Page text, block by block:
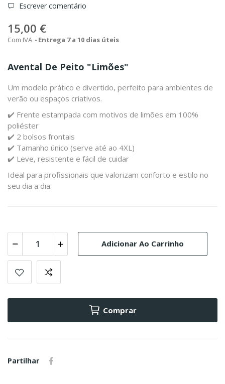
Escrever comentário
15,00 €
Com IVA Entrega 7 a 10 dias úteis
Avental De Peito "limões"
Um modelo prático e divertido, perfeito para ambientes de
verão ou espaços criativos.
✔️ Frente estampada com motivos de limões em 100%
poliéster
✔️ 2 bolsos frontais
✔️ Tamanho único (serve até ao 4XL)
✔️ Leve, resistente e fácil de cuidar
Ideal para profissionais que valorizam conforto e estilo no
seu dia a dia.
Adicionar Ao Carrinho
Comprar
Partilhar